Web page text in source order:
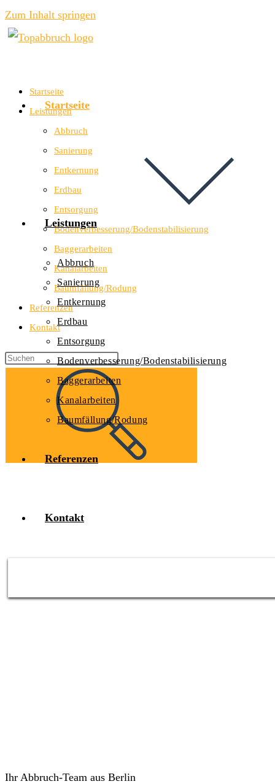
Zum Inhalt springen
Startseite
Leistungen
Abbruch
Sanierung
Entkernung
Erdbau
Entsorgung
Bodenverbesserung/Bodenstabilisierung
Baggerarbeiten
Kanalarbeiten
Baumfällung/Rodung
Referenzen
Kontakt
Startseite
Leistungen
Abbruch
Sanierung
Entkernung
Erdbau
Entsorgung
Bodenverbesserung/Bodenstabilisierung
Baggerarbeiten
Kanalarbeiten
Baumfällung/Rodung
Referenzen
Kontakt
Ihr Abbruch-Team aus Berlin